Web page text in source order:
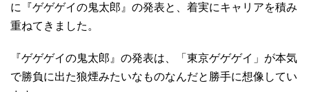
に『ゲゲゲイの鬼太郎』の発表と、着実にキャリアを積み
重ねてきました。
『ゲゲゲイの鬼太郎』の発表は、「東京ゲゲゲイ」が本気
で勝負に出た狼煙みたいなものなんだと勝手に想像してい